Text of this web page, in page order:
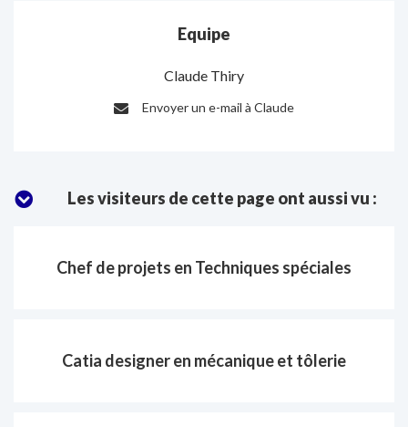
Equipe
Claude Thiry
:
Envoyer un e-mail à Claude
Les visiteurs de cette page ont aussi vu :
Chef de projets en Techniques spéciales
Catia designer en mécanique et tôlerie